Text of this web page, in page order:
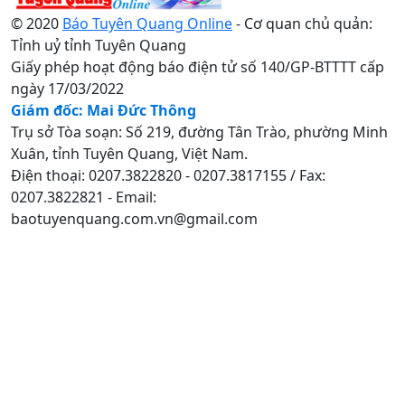
© 2020 Báo Tuyên Quang Online- Cơ quan chủ quản:
Tỉnh uỷ tỉnh Tuyên Quang
Giấy phép hoạt động báo điện tử số 140/GP-BTTTT cấp
ngày 17/03/2022
Giám đốc: Mai Đức Thông
Trụ sở Tòa soạn: Số 219, đường Tân Trào, phường Minh
Xuân, tỉnh Tuyên Quang, Việt Nam.
Điện thoại: 0207.3822820 - 0207.3817155 / Fax:
0207.3822821 - Email:
baotuyenquang.com.vn@gmail.com